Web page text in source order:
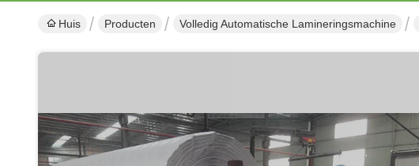
Huis Producten Volledig Automatische Lamineringsmachine